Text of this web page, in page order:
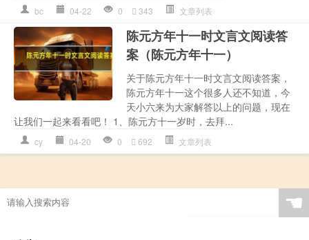
bc 04-22 0 343 文章列表
陈元方年十一时文言文阅读答
案（陈元方年十一）
关于陈元方年十一时文言文阅读答案，
陈元方年十一这个很多人还不知道，今
天小六来为大家解答以上的问题，现在
让我们一起来看看吧！ 1、陈元方十一岁时，去拜...
cy 04-20 0 692 文章列表
☚